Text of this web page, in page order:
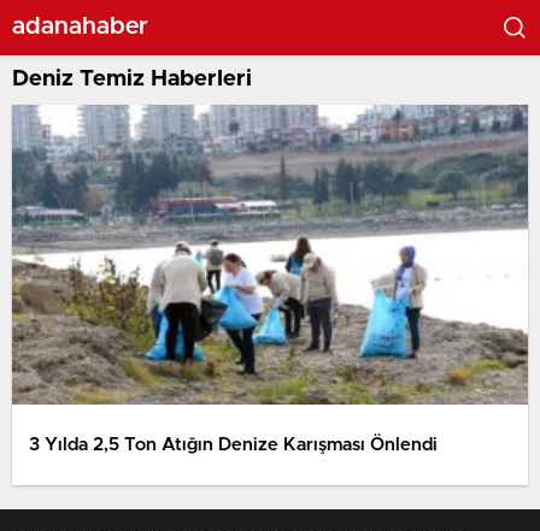
adanahaber
Deniz Temiz Haberleri
3 Yılda 2,5 Ton Atığın Denize Karışması Önlendi